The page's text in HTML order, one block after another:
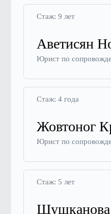
Стаж: 9 лет
Аветисян
Юрист по
Стаж: 4 года
Жовтоног
Юрист по
Стаж: 5 лет
Шушканова